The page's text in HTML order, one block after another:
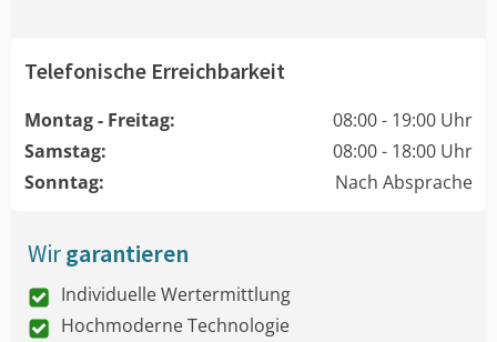
Telefonische Erreichbarkeit
Montag - Freitag:
08:00 - 19:00 Uhr
Samstag:
08:00 - 18:00 Uhr
Sonntag:
Nach Absprache
Wirgarantieren
Individuelle Wertermittlung
Hochmoderne Technologie